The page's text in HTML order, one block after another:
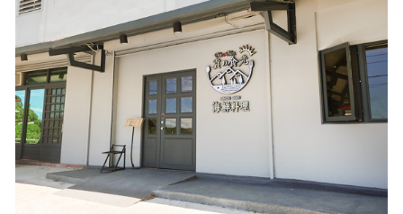
餐桌週記
享樂隨手拍
照相簿
影音區
創意出版服務